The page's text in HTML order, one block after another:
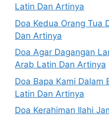
Latin Dan Artinya
Doa Kedua Orang Tua
Dan Artinya
Doa Agar Dagangan
Arab Latin Dan Artinya
Doa Bapa Kami Dalam
Latin Dan Artinya
Doa Kerahiman Ilahi